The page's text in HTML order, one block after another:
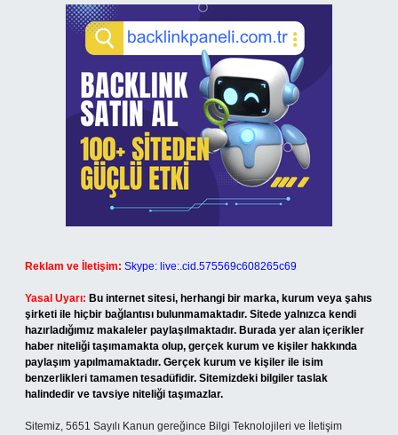
Reklam ve İletişim: Skype: live:.cid.575569c608265c69
Yasal Uyarı: Bu internet sitesi, herhangi bir marka, kurum veya şahıs
şirketi ile hiçbir bağlantısı bulunmamaktadır. Sitede yalnızca kendi
hazırladığımız makaleler paylaşılmaktadır. Burada yer alan içerikler
haber niteliği taşımamakta olup, gerçek kurum ve kişiler hakkında
paylaşım yapılmamaktadır. Gerçek kurum ve kişiler ile isim
benzerlikleri tamamen tesadüfidir. Sitemizdeki bilgiler taslak
halindedir ve tavsiye niteliği taşımazlar.
Sitemiz, 5651 Sayılı Kanun gereğince Bilgi Teknolojileri ve İletişim